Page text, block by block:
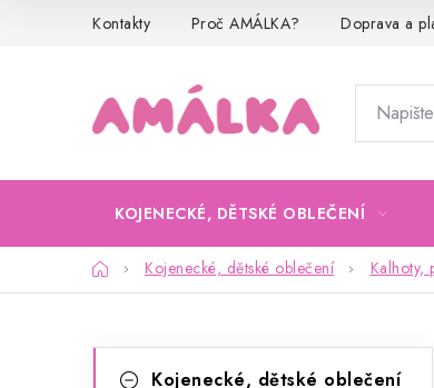
Kontakty Proč AMÁLKA? Doprava a
KOJENECKÉ, DĚTSKÉ OBLEČENÍ
DomůKojenecké, dětské oblečení Kalhoty,
Kojenecké, dětské oblečení